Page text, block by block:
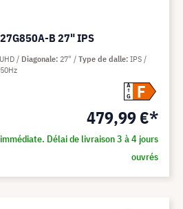
B 27" IPS
A
G
F
479,99 €*
Délai de livraison 3 à 4 jours
ouvrés
Diagonale 27" Type de dalle IPS